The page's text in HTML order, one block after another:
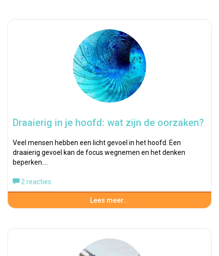
Draaierig in je hoofd: wat zijn de oorzaken?
Veel mensen hebben een licht gevoel in het hoofd. Een
draaierig gevoel kan de focus wegnemen en het denken
beperken.…
2 reacties
Lees meer...